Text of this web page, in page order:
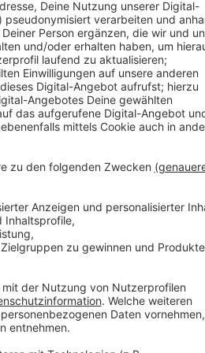
ist ein gemeinsamer
zweiten Donnerstag im
Links zum Thema: